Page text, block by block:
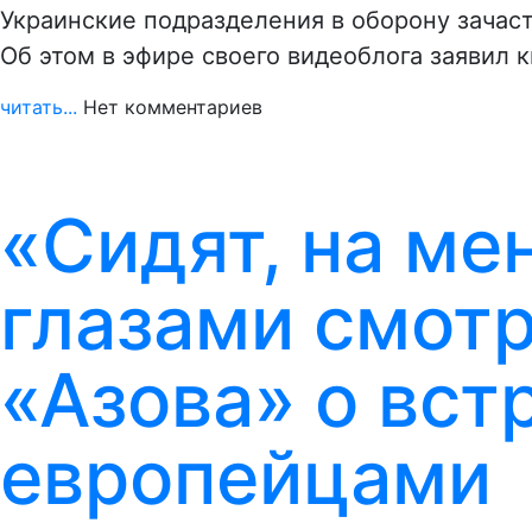
Украинские подразделения в оборону
Об этом в эфире своего видеоблога заявил
читать... Нет комментариев
«Сидят, на
глазами
«Азова» о
европейцами